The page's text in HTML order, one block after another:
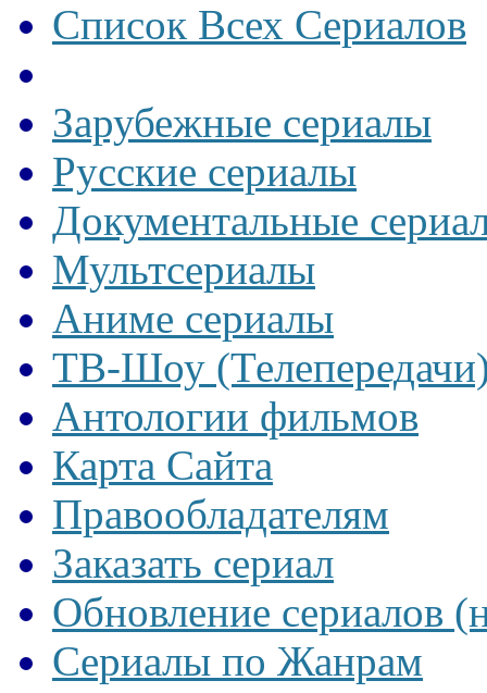
Список Всех Сериалов
Зарубежные сериалы
Русские сериалы
Документальные
Мультсериалы
Аниме сериалы
ТВ-Шоу
Антологии фильмов
Карта Сайта
Правообладателям
Заказать сериал
Обновление сериалов
Сериалы по Жанрам